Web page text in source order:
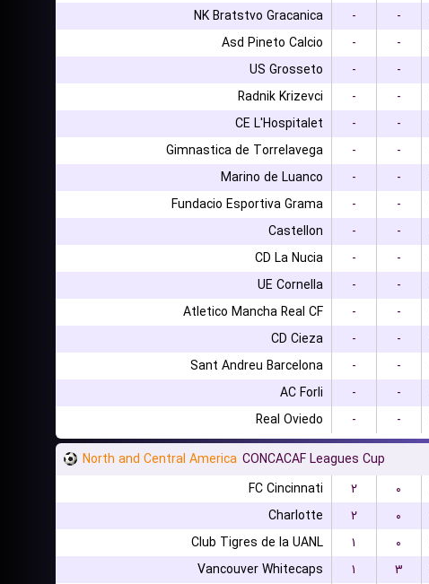
NK Bratstvo Gracanica
- -
Asd Pineto Calcio
- -
US Grosseto
- -
Radnik Krizevci
- -
CE L'Hospitalet
- -
Gimnastica de Torrelavega
- -
Marino de Luanco
- -
Fundacio Esportiva Grama
- -
Castellon
- -
CD La Nucia
- -
UE Cornella
- -
Atletico Mancha Real CF
- -
CD Cieza
- -
Sant Andreu Barcelona
- -
AC Forli
- -
Real Oviedo
- -
North and Central America CONCACAF Leagues Cup
FC Cincinnati
۲ ۰
Charlotte
۲ ۰
Club Tigres de la UANL
۱ ۰
Vancouver Whitecaps
۱ ۳